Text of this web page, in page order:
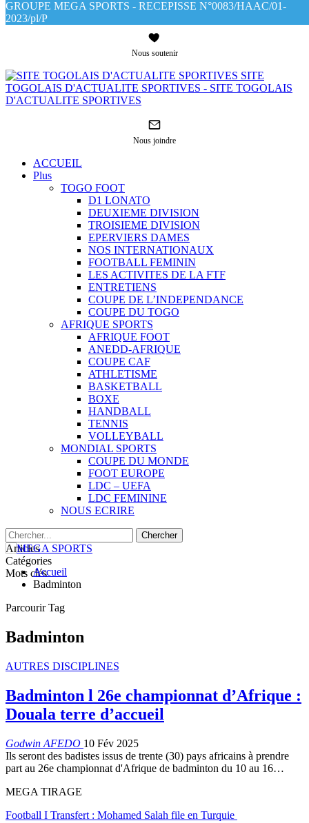
GROUPE MEGA SPORTS - RECEPISSE N°0083/HAAC/01-
2023/pl/P
Nous soutenir
SITE
TOGOLAIS D'ACTUALITE SPORTIVES - SITE TOGOLAIS
D'ACTUALITE SPORTIVES
Nous joindre
ACCUEIL
Plus
TOGO FOOT
D1 LONATO
DEUXIEME DIVISION
TROISIEME DIVISION
EPERVIERS DAMES
NOS INTERNATIONAUX
FOOTBALL FEMININ
LES ACTIVITES DE LA FTF
ENTRETIENS
COUPE DE L’INDEPENDANCE
COUPE DU TOGO
AFRIQUE SPORTS
AFRIQUE FOOT
ANEDD-AFRIQUE
COUPE CAF
ATHLETISME
BASKETBALL
BOXE
HANDBALL
TENNIS
VOLLEYBALL
MONDIAL SPORTS
COUPE DU MONDE
FOOT EUROPE
LDC – UEFA
LDC FEMININE
NOUS ECRIRE
Articles
Catégories
Mots clésAccueil
Badminton
Parcourir Tag
Badminton
AUTRES DISCIPLINES
Badminton l 26e championnat d’Afrique :
Douala terre d’accueil
Godwin AFEDO 10 Fév 2025
Ils seront des badistes issus de trente (30) pays africains à prendre
part au 26e championnat d'Afrique de badminton du 10 au 16…
MEGA TIRAGE
Football I Transfert : Mohamed Salah file en Turquie